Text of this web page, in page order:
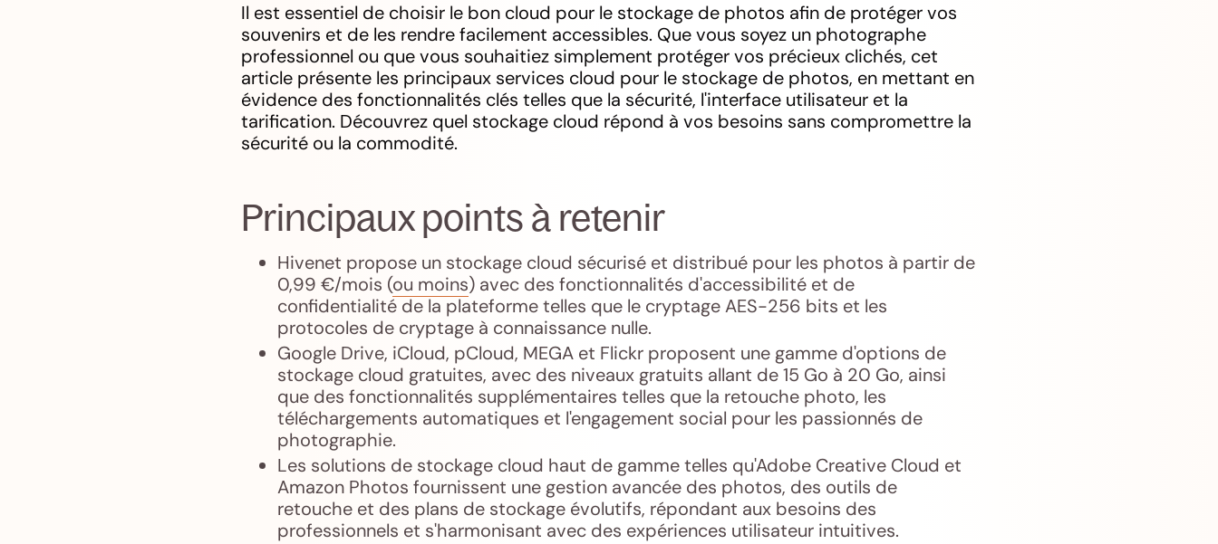
Il est essentiel de choisir le bon cloud pour le stockage de photos afin de protéger vos
souvenirs et de les rendre facilement accessibles. Que vous soyez un photographe
professionnel ou que vous souhaitiez simplement protéger vos précieux clichés, cet
article présente les principaux services cloud pour le stockage de photos, en mettant en
évidence des fonctionnalités clés telles que la sécurité, l'interface utilisateur et la
tarification. Découvrez quel stockage cloud répond à vos besoins sans compromettre la
sécurité ou la commodité.
Principaux points à retenir
Hivenet propose un stockage cloud sécurisé et distribué pour les photos à partir de
0,99 €/mois (ou moins) avec des fonctionnalités d'accessibilité et de
confidentialité de la plateforme telles que le cryptage AES-256 bits et les
protocoles de cryptage à connaissance nulle.
Google Drive, iCloud, pCloud, MEGA et Flickr proposent une gamme d'options de
stockage cloud gratuites, avec des niveaux gratuits allant de 15 Go à 20 Go, ainsi
que des fonctionnalités supplémentaires telles que la retouche photo, les
téléchargements automatiques et l'engagement social pour les passionnés de
photographie.
Les solutions de stockage cloud haut de gamme telles qu'Adobe Creative Cloud et
Amazon Photos fournissent une gestion avancée des photos, des outils de
retouche et des plans de stockage évolutifs, répondant aux besoins des
professionnels et s'harmonisant avec des expériences utilisateur intuitives.